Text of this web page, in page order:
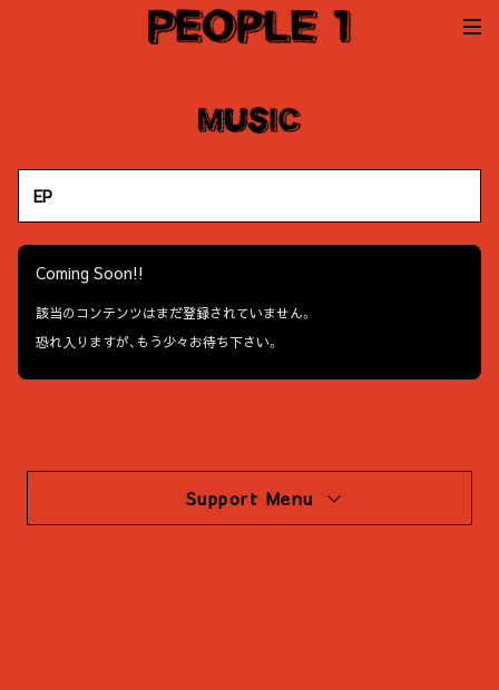
EP
Coming Soon!!
該当のコンテンツはまだ登録されていません。
恐れ入りますが、もう少々お待ち下さい。
Support Menu